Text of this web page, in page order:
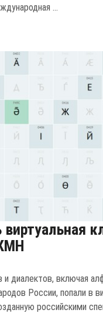
...
и диалектов, включая
России, попали в
российскими